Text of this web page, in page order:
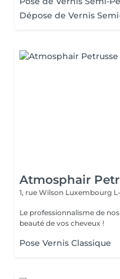
Dépose de Vernis
Atmosphair
1, rue Wilson Luxembourg
Le professionnalisme de
beauté de vos cheveux !
Pose Vernis Classique